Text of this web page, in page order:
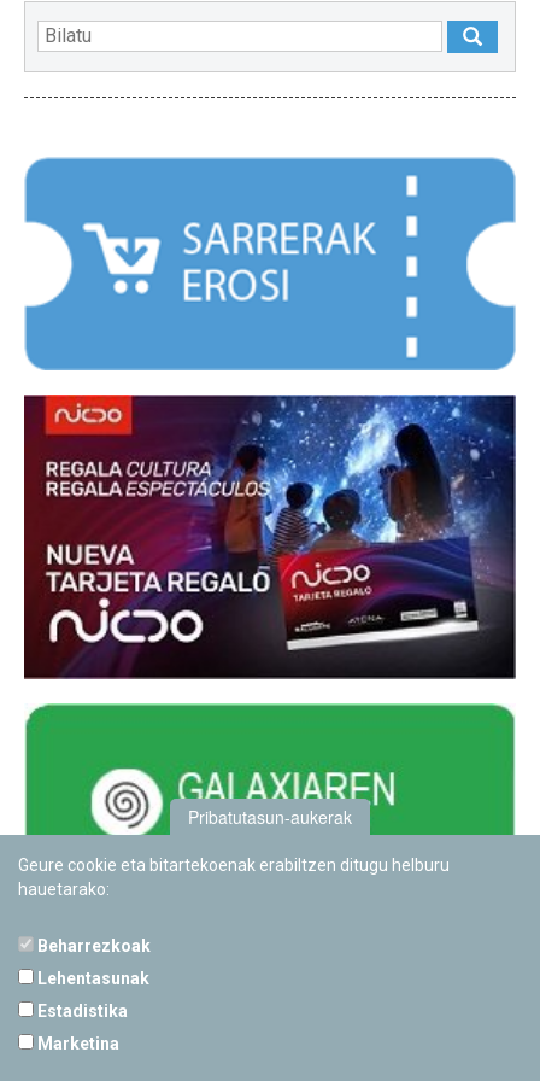
Pribatutasun-aukerak
Geure cookie eta bitartekoenak erabiltzen ditugu helburu
hauetarako:
Beharrezkoak
Lehentasunak
Estadistika
Marketina